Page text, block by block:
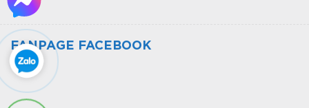
quai, không quai, dạng hộp, dạng gấp), và các
chi tiết in ấn theo ý muốn.
Tính linh hoạt này cho phép túi kraft đáp ứng nhu
cầu đa dạng, từ túi đựng sản phẩm bán lẻ đến
quà tặng cao cấp, giúp doanh nghiệp tạo dấu ấn
FANPAGE FACEBOOK